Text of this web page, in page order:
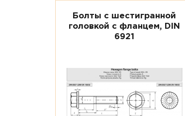
Болты с шестигранной
головкой с фланцем, DIN
6921